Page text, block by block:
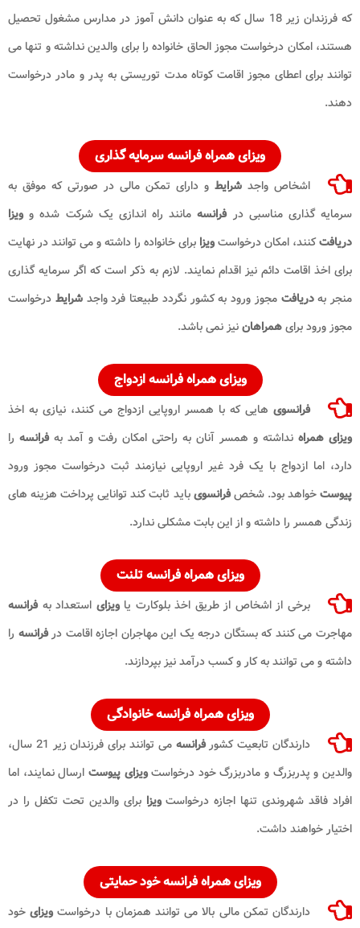
که فرزندان زیر 18 سال که به عنوان دانش آموز در مدارس مشغول تحصیل
هستند، امکان درخواست مجوز الحاق خانواده را برای والدین نداشته و تنها می
توانند برای اعطای مجوز اقامت کوتاه مدت توریستی به پدر و مادر درخواست
دهند.
ویزای همراه فرانسه سرمایه گذاری
اشخاص واجد شرایط و دارای تمکن مالی در صورتی که موفق به
سرمایه گذاری مناسبی درفرانسه مانند راه اندازی یک شرکت شده و ویزا
دریافتکنند، امکان درخواستویزا برای خانواده را داشته و می توانند در نهایت
برای اخذ اقامت دائم نیز اقدام نمایند. لازم به ذکر است که اگر سرمایه گذاری
منجر بهدریافتمجوز ورود به کشور نگردد طبیعتا فرد واجدشرایط درخواست
مجوز ورود برایهمراهاننیز نمی باشد.
ویزای همراه فرانسه ازدواج
فرانسوی هایی که با همسر اروپایی ازدواج می کنند، نیازی به اخذ
ویزای همراه نداشته و همسر آنان به راحتی امکان رفت و آمد بهفرانسه را
دارد، اما ازدواج با یک فرد غیر اروپایی نیازمند ثبت درخواست مجوز ورود
پیوستخواهد بود. شخصفرانسویباید ثابت کند توانایی پرداخت هزینه های
زندگی همسر را داشته و از این بابت مشکلی ندارد.
ویزای همراه فرانسه تلنت
برخی از اشخاص از طریق اخذ بلوکارت یاویزای استعداد بهفرانسه
مهاجرت می کنند که بستگان درجه یک این مهاجران اجازه اقامت درفرانسه را
داشته و می توانند به کار و کسب درآمد نیز بپردازند.
ویزای همراه فرانسه خانوادگی
دارندگان تابعیت کشورفرانسه
می توانند برای فرزندان زیر 21 سال،
والدین و پدربزرگ و مادربزرگ خود درخواستویزای پیوست ارسال نمایند، اما
افراد فاقد شهروندی تنها اجازه درخواستویزابرای والدین تحت تکفل را در
اختیار خواهند داشت.
ویزای همراه فرانسه خود حمایتی
دارندگان تمکن مالی بالا می توانند همزمان با درخواست ویزای خود